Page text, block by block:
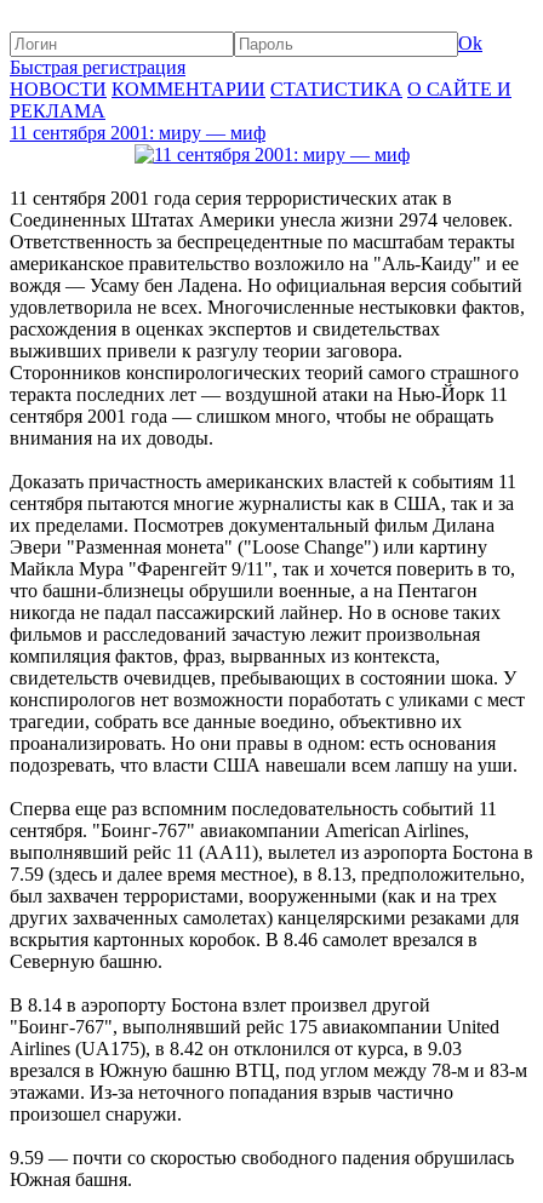
Ok
Быстрая регистрация
НОВОСТИ КОММЕНТАРИИ СТАТИСТИКА О САЙТЕ И
РЕКЛАМА
11 сентября 2001: миру — миф
11 сентября 2001 года серия террористических атак в
Соединенных Штатах Америки унесла жизни 2974 человек.
Ответственность за беспрецедентные по масштабам теракты
американское правительство возложило на "Аль-Каиду" и ее
вождя — Усаму бен Ладена. Но официальная версия событий
удовлетворила не всех. Многочисленные нестыковки фактов,
расхождения в оценках экспертов и свидетельствах
выживших привели к разгулу теории заговора.
Сторонников конспирологических теорий самого страшного
теракта последних лет — воздушной атаки на Нью-Йорк 11
сентября 2001 года — слишком много, чтобы не обращать
внимания на их доводы.
Доказать причастность американских властей к событиям 11
сентября пытаются многие журналисты как в США, так и за
их пределами. Посмотрев документальный фильм Дилана
Эвери "Разменная монета" ("Loose Сhange") или картину
Майкла Мура "Фаренгейт 9/11", так и хочется поверить в то,
что башни-близнецы обрушили военные, а на Пентагон
никогда не падал пассажирский лайнер. Но в основе таких
фильмов и расследований зачастую лежит произвольная
компиляция фактов, фраз, вырванных из контекста,
свидетельств очевидцев, пребывающих в состоянии шока. У
конспирологов нет возможности поработать с уликами с мест
трагедии, собрать все данные воедино, объективно их
проанализировать. Но они правы в одном: есть основания
подозревать, что власти США навешали всем лапшу на уши.
Сперва еще раз вспомним последовательность событий 11
сентября. "Боинг-767" авиакомпании American Airlines,
выполнявший рейс 11 (АА11), вылетел из аэропорта Бостона в
7.59 (здесь и далее время местное), в 8.13, предположительно,
был захвачен террористами, вооруженными (как и на трех
других захваченных самолетах) канцелярскими резаками для
вскрытия картонных коробок. В 8.46 самолет врезался в
Северную башню.
В 8.14 в аэропорту Бостона взлет произвел другой
"Боинг-767", выполнявший рейс 175 авиакомпании United
Airlines (UA175), в 8.42 он отклонился от курса, в 9.03
врезался в Южную башню ВТЦ, под углом между 78-м и 83-м
этажами. Из-за неточного попадания взрыв частично
произошел снаружи.
9.59 — почти со скоростью свободного падения обрушилась
Южная башня.